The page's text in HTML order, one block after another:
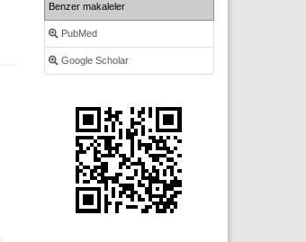
Benzer makaleler
PubMed
Google Scholar